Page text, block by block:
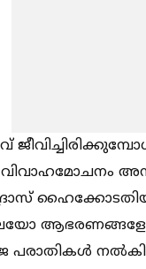
വിവാഹമോചനം
പരാതികള്‍